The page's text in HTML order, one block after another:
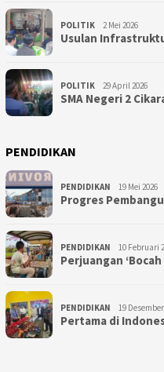
POLITIK 2 Mei 2026
Usulan
POLITIK 29 April 2026
SMA Negeri 2
PENDIDIKAN
PENDIDIKAN 19 Mei 2026
Progres
PENDIDIKAN 10 Februari
Perjuangan
PENDIDIKAN 19
Pertama di